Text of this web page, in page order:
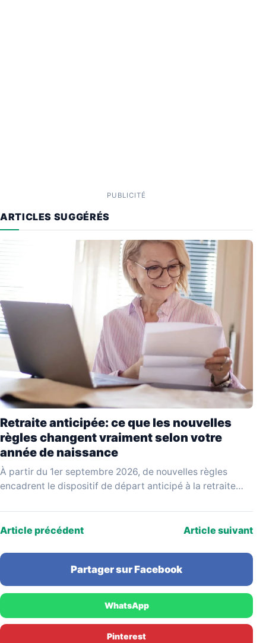
PUBLICITÉ
ARTICLES SUGGÉRÉS
Retraite anticipée: ce que les nouvelles
règles changent vraiment selon votre
année de naissance
À partir du 1er septembre 2026, de nouvelles règles
encadrent le dispositif de départ anticipé à la retraite
Article précédent Article suivant
Partager sur Facebook
WhatsApp
Pinterest